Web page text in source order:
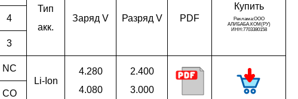
Тип
акк.
За­ряд V Раз­ряд V PDF
Ку­пить
4
3
NC
Li-Ion
4.280
4.080
2.400
3.000
CO